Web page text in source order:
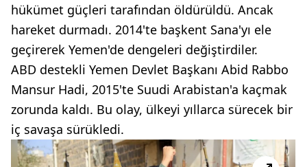
hükümet güçleri tarafından öldürüldü. Ancak
hareket durmadı. 2014'te başkent Sana'yı ele
geçirerek Yemen'de dengeleri değiştirdiler.
ABD destekli Yemen Devlet Başkanı Abid Rabbo
Mansur Hadi, 2015'te Suudi Arabistan'a kaçmak
zorunda kaldı. Bu olay, ülkeyi yıllarca sürecek bir
iç savaşa sürükledi.